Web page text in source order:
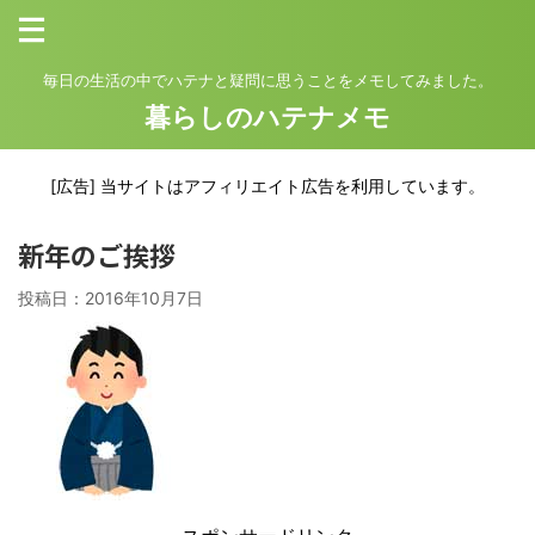
毎日の生活の中でハテナと疑問に思うことをメモしてみました。
暮らしのハテナメモ
[広告] 当サイトはアフィリエイト広告を利用しています。
新年のご挨拶
投稿日： 2016年10月7日